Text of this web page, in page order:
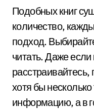
Подобных книг
количество,
подход.
читать. Даже если
расстраивайтесь,
хотя бы
информацию, а в